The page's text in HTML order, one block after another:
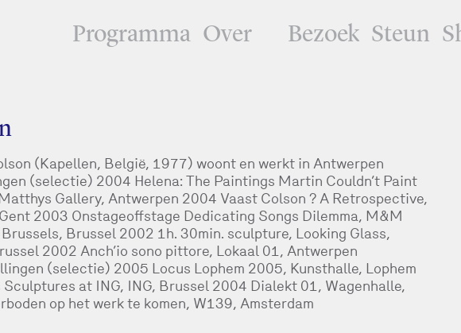
Programma Over Bezoek Steun
(Kapellen, België, 1977) woont en werkt in Antwerpen
(selectie) 2004 Helena: The Paintings Martin Couldn’t Paint
Gallery, Antwerpen 2004 Vaast Colson ? A Retrospective,
2003 Onstageoffstage Dedicating Songs Dilemma, M&M
Brussel 2002 1h. 30min. sculpture, Looking Glass,
2002 Anch’io sono pittore, Lokaal 01, Antwerpen
(selectie) 2005 Locus Lophem 2005, Kunsthalle, Lophem
at ING, ING, Brussel 2004 Dialekt 01, Wagenhalle,
op het werk te komen, W139, Amsterdam